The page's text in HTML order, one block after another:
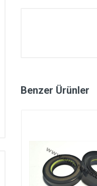
Benzer Ürünler